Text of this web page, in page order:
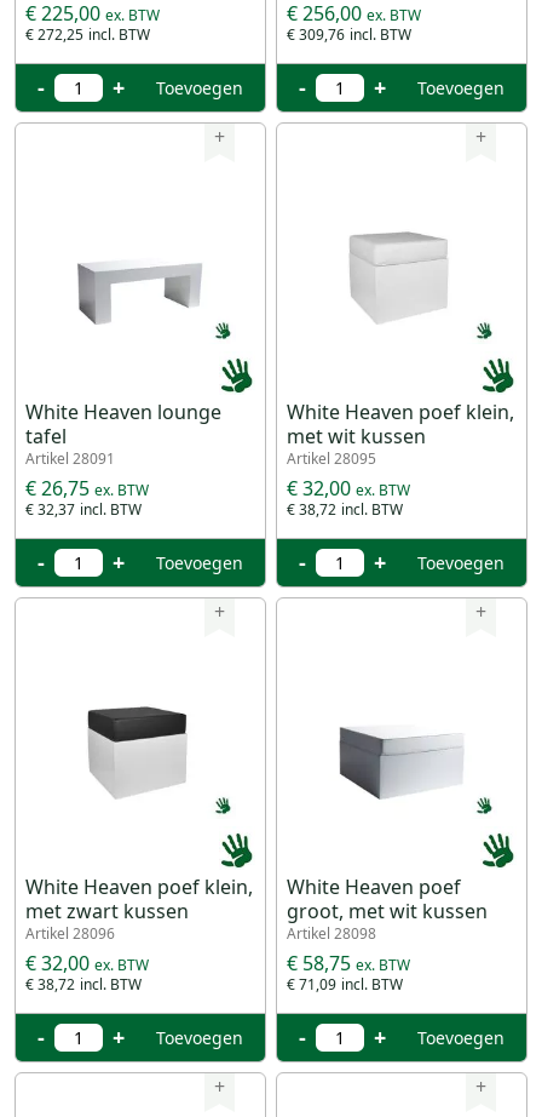
€ 272,25
€ 225,00
- + Toevoegen
€ 309,76
€ 256,00
- + Toevoegen
+
White Heaven lounge
tafel
Artikel 28091
€ 32,37
€ 26,75
- + Toevoegen
+
White Heaven poef klein,
met wit kussen
Artikel 28095
€ 38,72
€ 32,00
- + Toevoegen
+
White Heaven poef klein,
met zwart kussen
Artikel 28096
€ 38,72
€ 32,00
- + Toevoegen
+
White Heaven poef
groot, met wit kussen
Artikel 28098
€ 71,09
€ 58,75
- + Toevoegen
+ +